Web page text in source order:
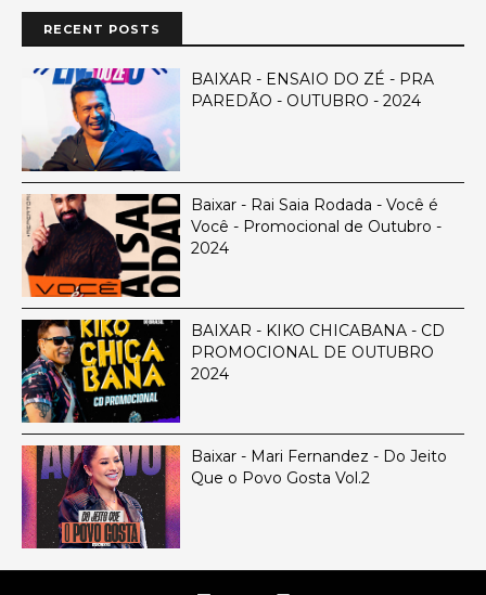
RECENT POSTS
BAIXAR - ENSAIO DO ZÉ - PRA
PAREDÃO - OUTUBRO - 2024
Baixar - Rai Saia Rodada - Você é
Você - Promocional de Outubro -
2024
BAIXAR - KIKO CHICABANA - CD
PROMOCIONAL DE OUTUBRO
2024
Baixar - Mari Fernandez - Do Jeito
Que o Povo Gosta Vol.2